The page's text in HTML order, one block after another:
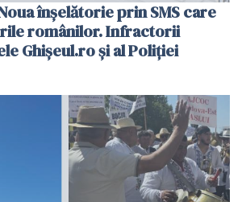
înșelătorie prin SMS care
românilor. Infractorii
Ghișeul.ro și al Poliției